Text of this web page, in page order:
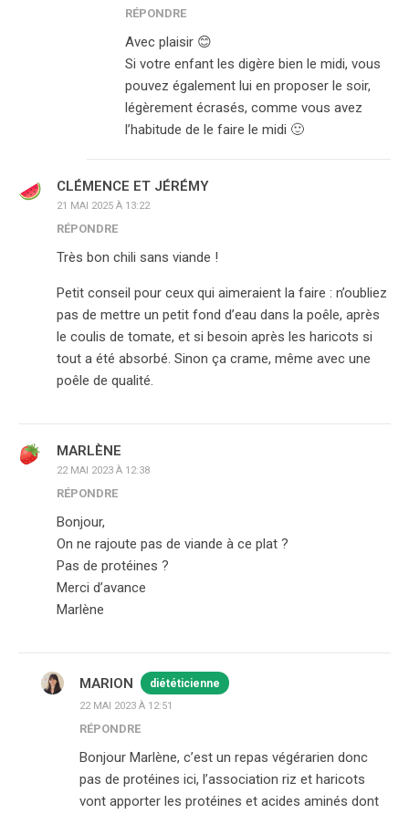
RÉPONDRE
Avec plaisir 😊
Si votre enfant les digère bien le midi, vous
pouvez également lui en proposer le soir,
légèrement écrasés, comme vous avez
l’habitude de le faire le midi 🙂
CLÉMENCE ET JÉRÉMY
21 MAI 2025 À 13:22
RÉPONDRE
Très bon chili sans viande !
Petit conseil pour ceux qui aimeraient la faire : n’oubliez
pas de mettre un petit fond d’eau dans la poêle, après
le coulis de tomate, et si besoin après les haricots si
tout a été absorbé. Sinon ça crame, même avec une
poêle de qualité.
MARLÈNE
22 MAI 2023 À 12:38
RÉPONDRE
Bonjour,
On ne rajoute pas de viande à ce plat ?
Pas de protéines ?
Merci d’avance
Marlène
MARION diététicienne
22 MAI 2023 À 12:51
RÉPONDRE
Bonjour Marlène, c’est un repas végérarien donc
pas de protéines ici, l’association riz et haricots
vont apporter les protéines et acides aminés dont